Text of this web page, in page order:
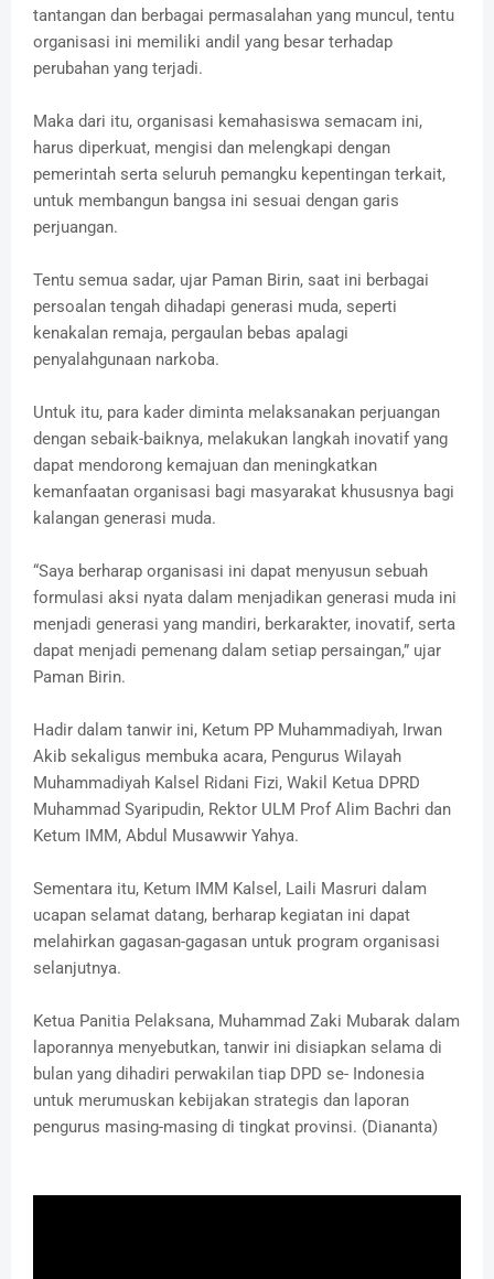
tantangan dan berbagai permasalahan yang muncul, tentu
organisasi ini memiliki andil yang besar terhadap
perubahan yang terjadi.
Maka dari itu, organisasi kemahasiswa semacam ini,
harus diperkuat, mengisi dan melengkapi dengan
pemerintah serta seluruh pemangku kepentingan terkait,
untuk membangun bangsa ini sesuai dengan garis
perjuangan.
Tentu semua sadar, ujar Paman Birin, saat ini berbagai
persoalan tengah dihadapi generasi muda, seperti
kenakalan remaja, pergaulan bebas apalagi
penyalahgunaan narkoba.
Untuk itu, para kader diminta melaksanakan perjuangan
dengan sebaik-baiknya, melakukan langkah inovatif yang
dapat mendorong kemajuan dan meningkatkan
kemanfaatan organisasi bagi masyarakat khususnya bagi
kalangan generasi muda.
“Saya berharap organisasi ini dapat menyusun sebuah
formulasi aksi nyata dalam menjadikan generasi muda ini
menjadi generasi yang mandiri, berkarakter, inovatif, serta
dapat menjadi pemenang dalam setiap persaingan,” ujar
Paman Birin.
Hadir dalam tanwir ini, Ketum PP Muhammadiyah, Irwan
Akib sekaligus membuka acara, Pengurus Wilayah
Muhammadiyah Kalsel Ridani Fizi, Wakil Ketua DPRD
Muhammad Syaripudin, Rektor ULM Prof Alim Bachri dan
Ketum IMM, Abdul Musawwir Yahya.
Sementara itu, Ketum IMM Kalsel, Laili Masruri dalam
ucapan selamat datang, berharap kegiatan ini dapat
melahirkan gagasan-gagasan untuk program organisasi
selanjutnya.
Ketua Panitia Pelaksana, Muhammad Zaki Mubarak dalam
laporannya menyebutkan, tanwir ini disiapkan selama di
bulan yang dihadiri perwakilan tiap DPD se- Indonesia
untuk merumuskan kebijakan strategis dan laporan
pengurus masing-masing di tingkat provinsi. (Diananta)